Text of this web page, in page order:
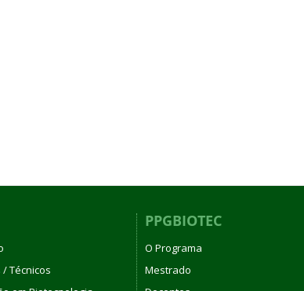
Técnicos
PPGBIOTEC
O Programa
Mestrado